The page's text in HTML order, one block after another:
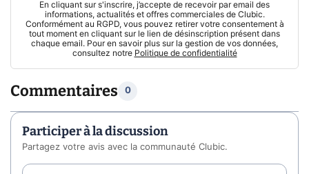
En cliquant sur s'inscrire, j’accepte de recevoir par email des
informations, actualités et offres commerciales de Clubic.
Conformément au RGPD, vous pouvez retirer votre consentement à
tout moment en cliquant sur le lien de désinscription présent dans
chaque email. Pour en savoir plus sur la gestion de vos données,
consultez notre Politique de confidentialité
Commentaires 0
Participer à la discussion
Partagez votre avis avec la communauté Clubic.